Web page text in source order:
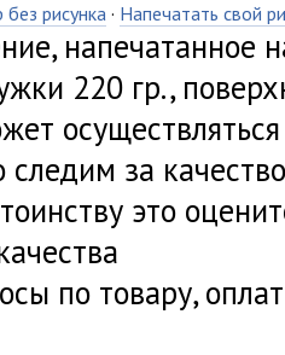
рисунка · Напечатать свой
напечатанное
220 гр.,
следим за
это
по товару,